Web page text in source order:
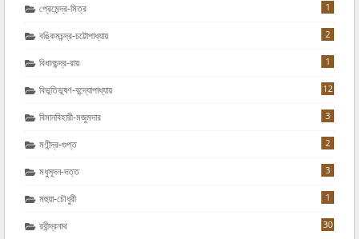
প্রেমেন্দ্র-মিত্র 1
বঙ্কিমচন্দ্র-চট্টোপাধ্যায় 2
বিধানচন্দ্র-রায় 1
বিভূতিভূষণ-বন্দ্যোপাধ্যায় 12
বিমানবিহারী-মজুমদার 3
মণীন্দ্র-গুপ্ত 2
মধুসূদন-দত্ত 3
মহুয়া-চৌধুরী 1
রবীন্দ্রনাথ 30